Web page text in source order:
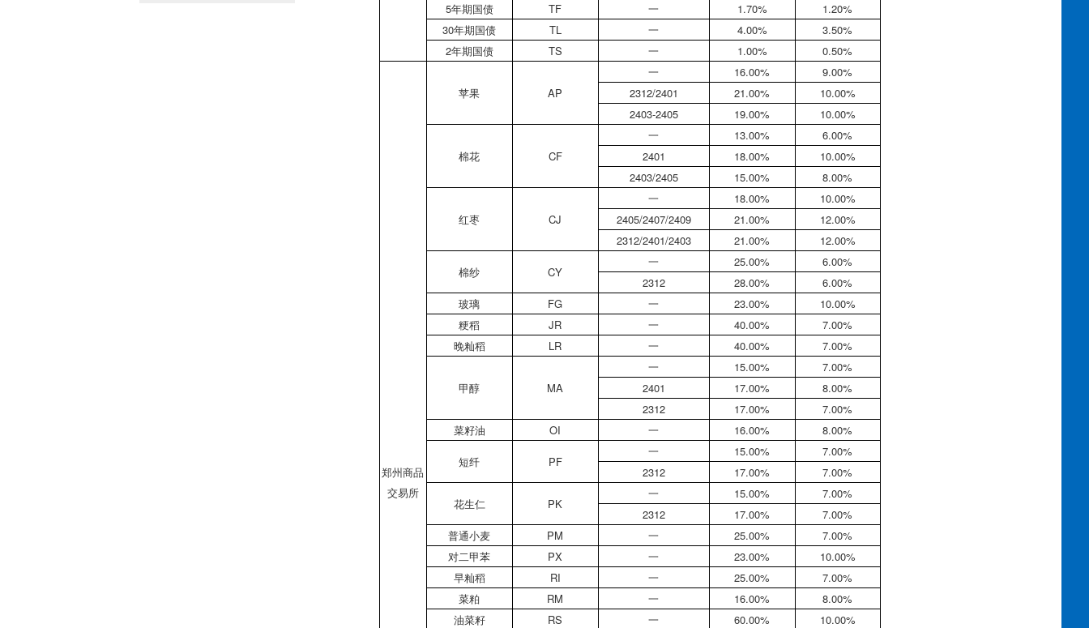
5年期国债
TF 一 1.70%
1.20%
30年期国债
TL 一 4.00%
3.50%
2年期国债
TS 一 1.00% 0.50%
郑州商品
交易所
苹果 AP
一 16.00%
9.00%
2312/2401
21.00%
10.00%
2403-2405
19.00% 10.00%
棉花 CF
一 13.00%
6.00%
2401
18.00%
10.00%
2403/2405
15.00% 8.00%
红枣 CJ
一 18.00%
10.00%
2405/2407/2409
21.00%
12.00%
2312/2401/2403
21.00% 12.00%
棉纱 CY
一 25.00%
6.00%
2312
28.00%
6.00%
玻璃
FG 一 23.00%
10.00%
粳稻
JR 一 40.00%
7.00%
晚籼稻
LR 一 40.00% 7.00%
甲醇 MA
一 15.00%
7.00%
2401
17.00%
8.00%
2312
17.00%
7.00%
菜籽油
OI 一 16.00% 8.00%
短纤 PF
一 15.00%
7.00%
2312
17.00% 7.00%
花生仁 PK
一 15.00%
7.00%
2312
17.00%
7.00%
普通小麦
PM 一 25.00%
7.00%
对二甲苯
PX 一 23.00%
10.00%
早籼稻
RI 一 25.00%
7.00%
菜粕
RM 一 16.00%
8.00%
油菜籽
RS 一 60.00%
10.00%